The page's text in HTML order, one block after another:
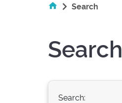
Search
Search
Search: